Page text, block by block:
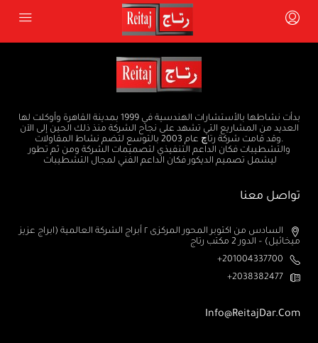
بدأت نشاطها بالأستشارات الهندسية في 1999 بمدينة القاهرة وأوكلت لها
العديد من المشاريع التي تشهد على نجاح الشركة منذ ذلك الحين إلى الآن
.وقد قامت شركة رتاچ عام 2003 بالتوسع لتضم نشاط المقاولات
والتشطيبات فكان الداعم التنفيذي لتصميمات الشركة ومن ثم تطور
ليشمل تصميم الديكور فكان الداعم الفني لمجال التشطيبات
تواصل معنا
السادس من اكتوبر المحور المركزى ٢ أبراج الشركة العالمية (ابراج عزيز
ميخائيل) – الدور 2 مكتب رتاج
201004337700+
2038382477+
Info@ReitajDar.com